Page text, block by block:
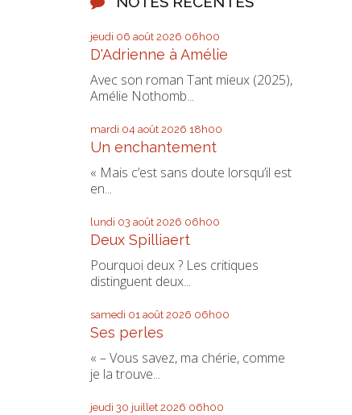
jeudi 06 août 2026 06h00
D'Adrienne à Amélie
Avec son roman Tant mieux (2025),
Amélie Nothomb...
mardi 04 août 2026 18h00
Un enchantement
« Mais c’est sans doute lorsqu’il est
en...
lundi 03 août 2026 06h00
Deux Spilliaert
Pourquoi deux ? Les critiques
distinguent deux...
samedi 01 août 2026 06h00
Ses perles
« – Vous savez, ma chérie, comme
je la trouve...
jeudi 30 juillet 2026 06h00